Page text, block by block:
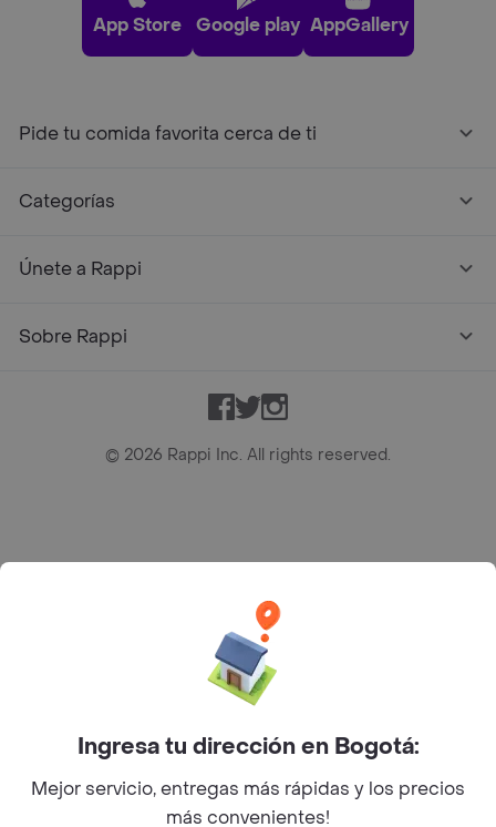
App Store Google play AppGallery
Pide tu comida favorita cerca de ti
Categorías
Únete a Rappi
Sobre Rappi
Facebook
TwitterInstagram
© 2026 Rappi Inc. All rights reserved.
Bogotá D.C. --- notificacionesrappi@rappi.com
Ingresa tu dirección en Bogotá:
Mejor servicio, entregas más rápidas y los precios
más convenientes!